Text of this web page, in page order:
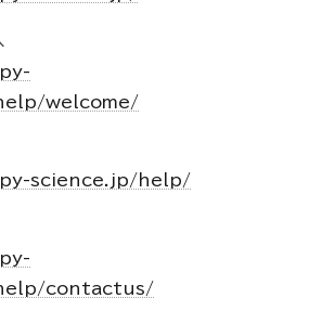
welcome/
science.jp/help/
contactus/